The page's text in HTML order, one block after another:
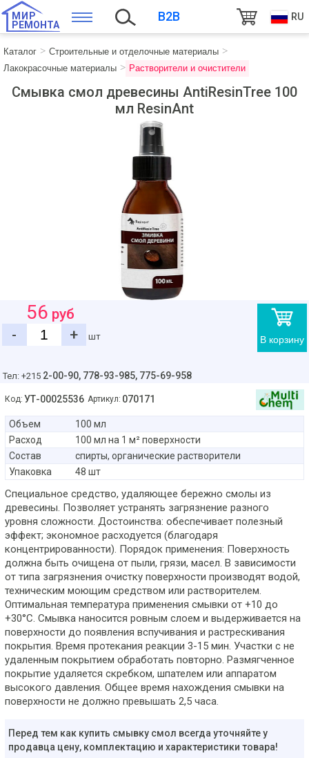
МИР
РЕМОНТА
B2B RU
Каталог
Строительные и отделочные материалы
Лакокрасочные материалы
Растворители и очистители
Смывка смол древесины AntiResinTree 100
мл ResinAnt
В корзину
56 руб
-
+ шт
Тел: +215 2-00-90, 778-93-985, 775-69-958
Код: УТ-00025536 Артикул: 070171
Объем
100 мл
Расход
100 мл на 1 м² поверхности
Состав
спирты, органические растворители
Упаковка
48 шт
Специальное средство, удаляющее бережно смолы из
древесины. Позволяет устранять загрязнение разного
уровня сложности. Достоинства: обеспечивает полезный
эффект; экономное расходуется (благодаря
концентрированности). Порядок применения: Поверхность
должна быть очищена от пыли, грязи, масел. В зависимости
от типа загрязнения очистку поверхности производят водой,
техническим моющим средством или растворителем.
Оптимальная температура применения смывки от +10 до
+30°С. Смывка наносится ровным слоем и выдерживается на
поверхности до появления вспучивания и растрескивания
покрытия. Время протекания реакции 3-15 мин. Участки с не
удаленным покрытием обработать повторно. Размягченное
покрытие удаляется скребком, шпателем или аппаратом
высокого давления. Общее время нахождения смывки на
поверхности не должно превышать 2,5 часа.
Перед тем как купить смывку смол всегда уточняйте у
продавца цену, комплектацию и характеристики товара!